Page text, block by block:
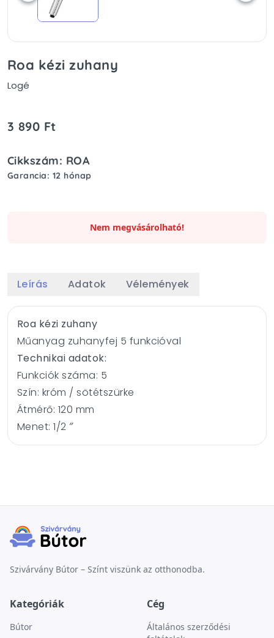
Roa kézi zuhany
Logé
3 890 Ft
Cikkszám: ROA
Garancia: 12 hónap
Nem megvásárolható!
Leírás Adatok Vélemények
Roa kézi zuhany
Műanyag zuhanyfej 5 funkcióval
Technikai adatok:
Funkciók száma: 5
Szín: króm / sötétszürke
Átmérő: 120 mm
Menet: 1/2 ″
Szivárvány Bútor – Színt viszünk az otthonodba.
Kategóriák
Bútor
Cég
Általános szerződési